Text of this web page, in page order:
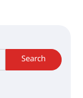
Search